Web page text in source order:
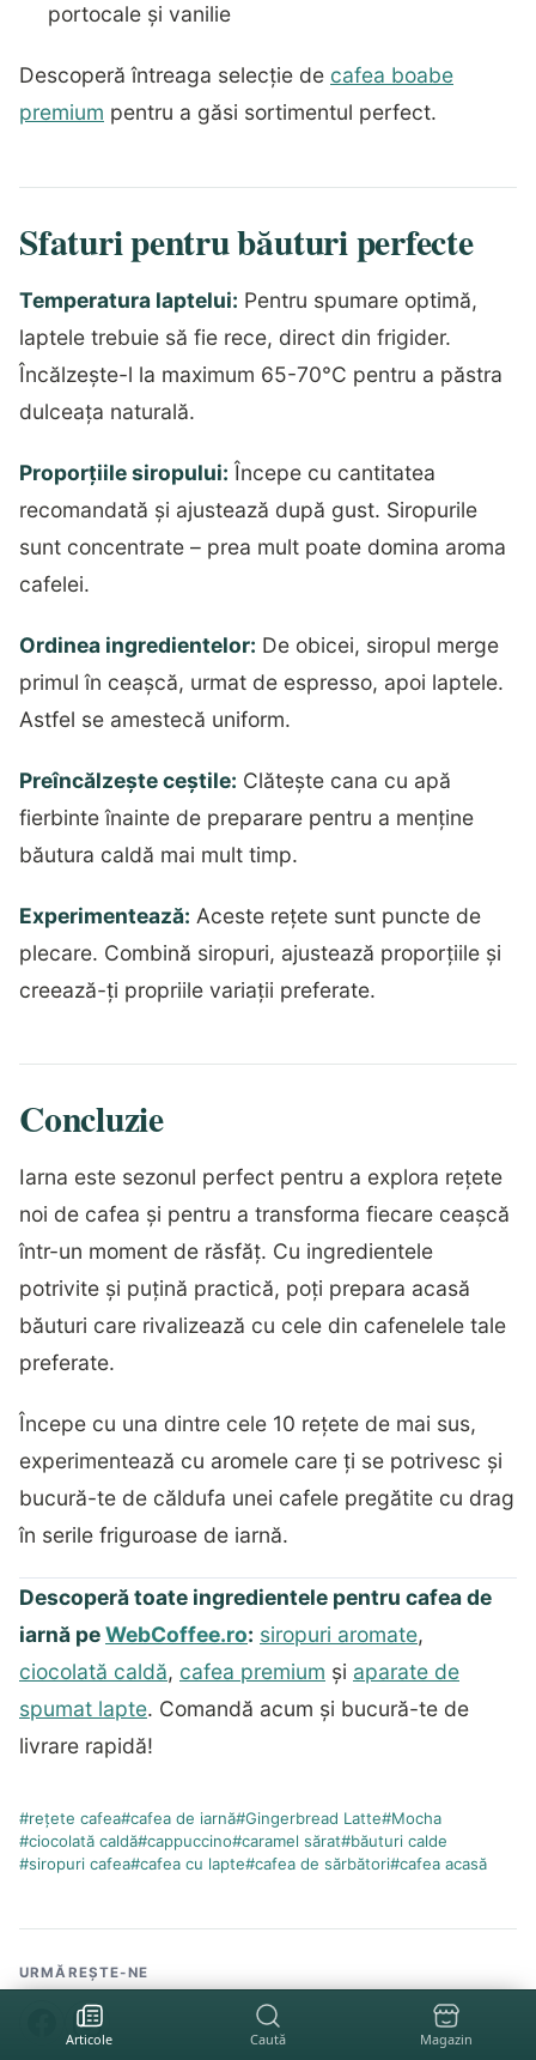
portocale și vanilie
Descoperă întreaga selecție de cafea boabe
premium pentru a găsi sortimentul perfect.
Sfaturi pentru băuturi perfecte
Temperatura laptelui: Pentru spumare optimă,
laptele trebuie să fie rece, direct din frigider.
Încălzește-l la maximum 65-70°C pentru a păstra
dulceața naturală.
Proporțiile siropului: Începe cu cantitatea
recomandată și ajustează după gust. Siropurile
sunt concentrate – prea mult poate domina aroma
cafelei.
Ordinea ingredientelor: De obicei, siropul merge
primul în ceașcă, urmat de espresso, apoi laptele.
Astfel se amestecă uniform.
Preîncălzește ceștile: Clătește cana cu apă
fierbinte înainte de preparare pentru a menține
băutura caldă mai mult timp.
Experimentează: Aceste rețete sunt puncte de
plecare. Combină siropuri, ajustează proporțiile și
creează-ți propriile variații preferate.
Concluzie
Iarna este sezonul perfect pentru a explora rețete
noi de cafea și pentru a transforma fiecare ceașcă
într-un moment de răsfăț. Cu ingredientele
potrivite și puțină practică, poți prepara acasă
băuturi care rivalizează cu cele din cafenelele tale
preferate.
Începe cu una dintre cele 10 rețete de mai sus,
experimentează cu aromele care ți se potrivesc și
bucură-te de căldufa unei cafele pregătite cu drag
în serile friguroase de iarnă.
Descoperă toate ingredientele pentru cafea de
iarnă peWebCoffee.ro: siropuri aromate,
ciocolată caldă, cafea premium și aparate de
spumat lapte. Comandă acum și bucură-te de
livrare rapidă!
#rețete cafea#cafea de iarnă#Gingerbread Latte#Mocha
#ciocolată caldă#cappuccino#caramel sărat#băuturi calde
#siropuri cafea#cafea cu lapte#cafea de sărbători#cafea acasă
URMĂREȘTE-NE
Articole Caută Magazin